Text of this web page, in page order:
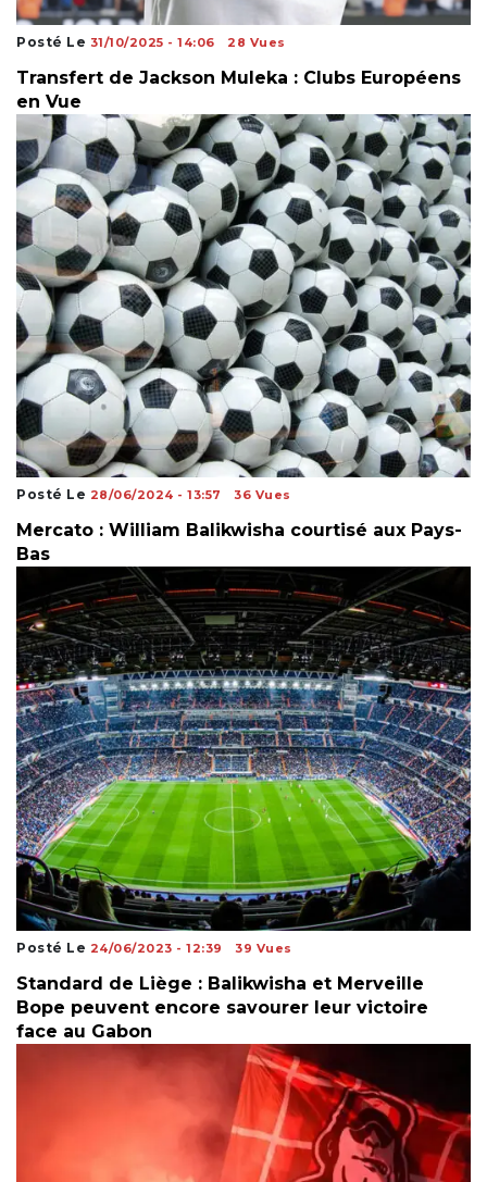
Posté Le 31/10/2025 - 14:06 28 Vues
Transfert de Jackson Muleka : Clubs Européens
en Vue
Posté Le 28/06/2024 - 13:57 36 Vues
Mercato : William Balikwisha courtisé aux Pays-
Bas
Posté Le 24/06/2023 - 12:39 39 Vues
Standard de Liège : Balikwisha et Merveille
Bope peuvent encore savourer leur victoire
face au Gabon